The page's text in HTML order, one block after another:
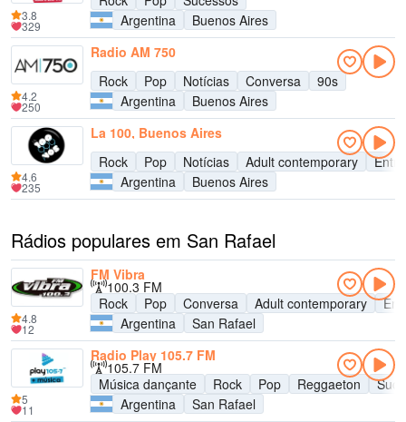
Argentina
Buenos Aires
3.8
329
Radio AM 750
Rock
Pop Notícias Conversa
90s
Argentina
Buenos Aires
4.2
250
La 100, Buenos Aires
Rock
Pop Notícias Adult contemporary
Argentina
Buenos Aires
4.6
235
Rádios populares em San Rafael
FM Vibra
100.3 FM
Rock
Pop Conversa Adult contemporary
Argentina
San Rafael
4.8
12
Radio Play 105.7 FM
105.7 FM
Música dançante
Rock Pop Reggaeton
Argentina
San Rafael
5
11